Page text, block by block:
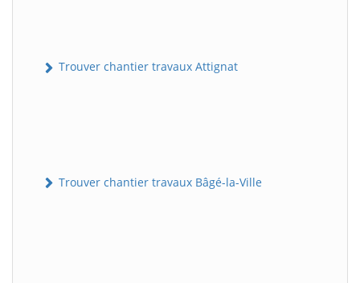
Trouver chantier travaux Attignat
Trouver chantier travaux Bâgé-la-Ville